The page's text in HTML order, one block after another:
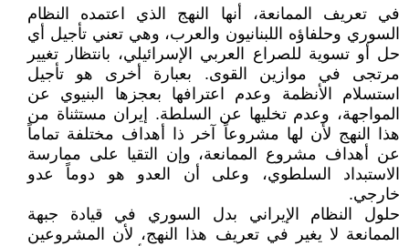
في تعريف الممانعة، أنها النهج الذي اعتمده النظام
السوري وحلفاؤه اللبنانيون والعرب، وهي تعني تأجيل أي
حل أو تسوية للصراع العربي الإسرائيلي، بانتظار تغيير
مرتجى في موازين القوى. بعبارة أخرى هو تأجيل
استسلام الأنظمة وعدم اعترافها بعجزها البنيوي عن
المواجهة، وعدم تخليها عن السلطة. إيران مستثناة من
هذا النهج لأن لها مشروعاً آخر ذا أهداف مختلفة تماماً
عن أهداف مشروع الممانعة، وإن التقيا على ممارسة
الاستبداد السلطوي، وعلى أن العدو هو دوماً عدو
خارجي.
حلول النظام الإيراني بدل السوري في قيادة جبهة
الممانعة لا يغير في تعريف هذا النهج، لأن المشروعين